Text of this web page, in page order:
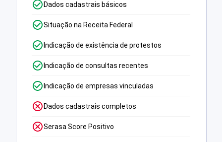
Dados cadastrais básicos
Situação na Receita Federal
Indicação de existência de protestos
Indicação de consultas recentes
Indicação de empresas vinculadas
Dados cadastrais completos
Serasa Score Positivo